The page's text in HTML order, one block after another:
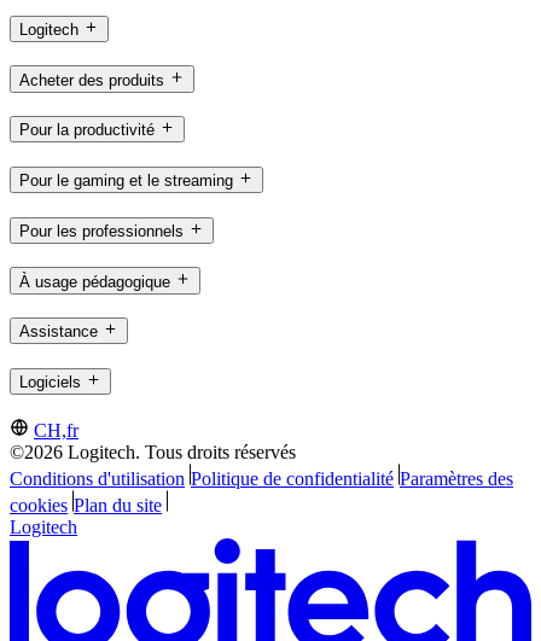
Logitech
Acheter des produits
Pour la productivité
Pour le gaming et le streaming
Pour les professionnels
À usage pédagogique
Assistance
Logiciels
CH,fr
©2026 Logitech. Tous droits réservés
Conditions d'utilisation Politique de confidentialité Paramètres des
cookies Plan du site
Logitech